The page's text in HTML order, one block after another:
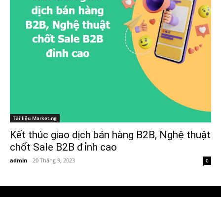
Tài liệu Marketing
Kết thúc giao dịch bán hàng B2B, Nghệ thuật
chốt Sale B2B đỉnh cao
admin - 20 Tháng 9, 2023 0